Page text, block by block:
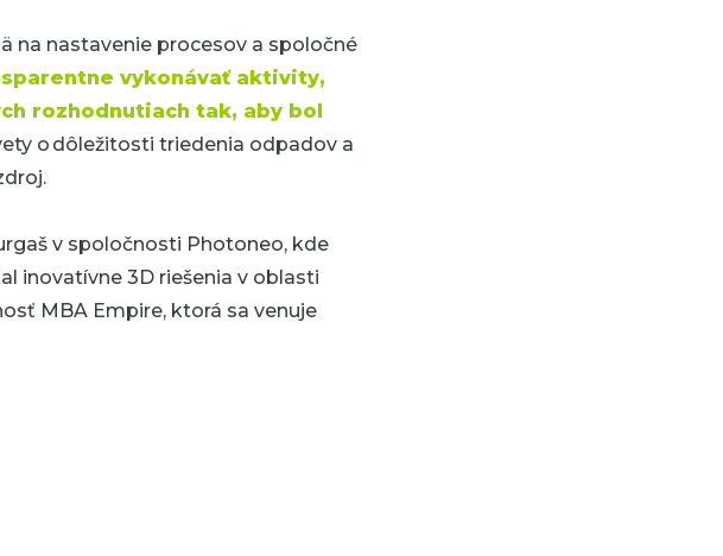
na nastavenie procesov a spoločné
vykonávať aktivity,
rozhodnutiach tak, aby bol
o dôležitosti triedenia odpadov a
v spoločnosti Photoneo, kde
inovatívne 3D riešenia v oblasti
MBA Empire, ktorá sa venuje